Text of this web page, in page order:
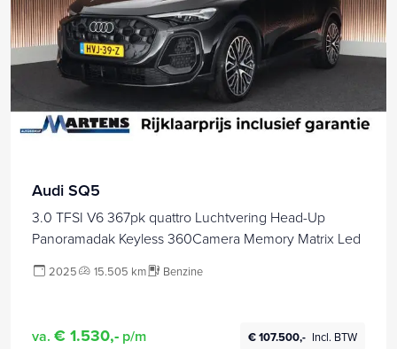
Audi SQ5
3.0 TFSI V6 367pk quattro Luchtvering Head-Up
Panoramadak Keyless 360Camera Memory Matrix Led
2025 15.505 km Benzine
va. € 1.530,- p/m € 107.500,- Incl. BTW